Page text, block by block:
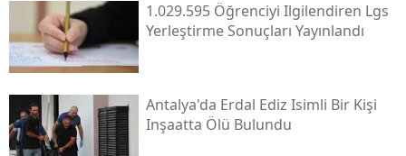
1.029.595 Öğrenciyi Ilgilendiren Lgs
Yerleştirme Sonuçları Yayınlandı
Antalya'da Erdal Ediz Isimli Bir Kişi
Inşaatta Ölü Bulundu